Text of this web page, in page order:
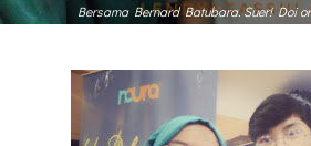
Bersama Bernard Batubara. Suer! Doi